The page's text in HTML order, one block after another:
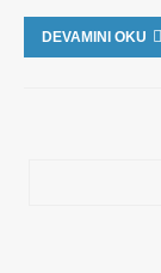
DEVAMINI OKU